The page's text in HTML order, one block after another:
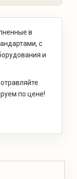
в
с
и
по цене!